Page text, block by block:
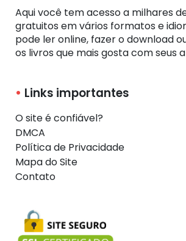
Aqui você tem acesso a milhares
gratuitos em vários formatos e
pode ler online, fazer o download
os livros que mais gosta com seus
Links importantes
O site é confiável?
DMCA
Política de Privacidade
Mapa do Site
Contato